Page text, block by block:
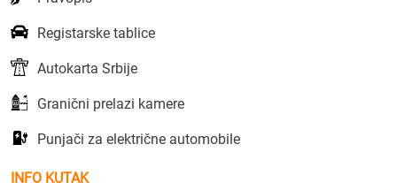
Registarske tablice
Autokarta Srbije
Granični prelazi kamere
Punjači za električne automobile
INFO KUTAK